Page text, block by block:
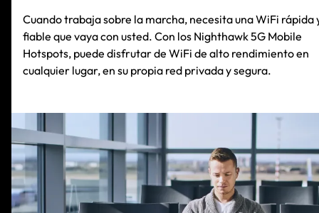
Cuando trabaja sobre la marcha, necesita una WiFi rápida
fiable que vaya con usted. Con los Nighthawk 5G Mobile
Hotspots, puede disfrutar de WiFi de alto rendimiento en
cualquier lugar, en su propia red privada y segura.